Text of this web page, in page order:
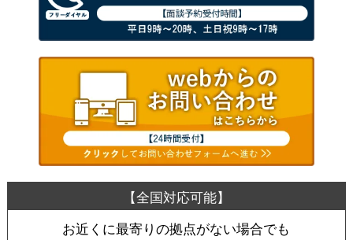
お近くに最寄りの拠点がない場合でも